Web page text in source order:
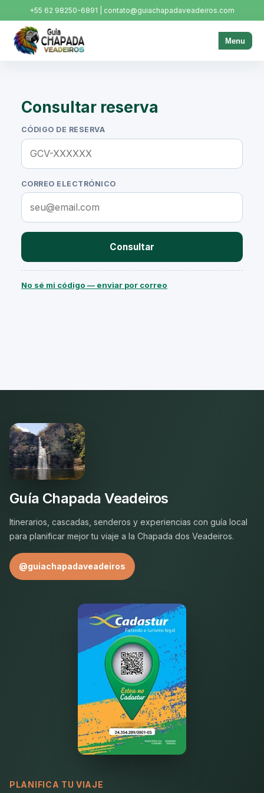
+55 62 98250-6891 | contato@guiachapadaveadeiros.com
Menu
Consultar reserva
CÓDIGO DE RESERVA
CORREO ELECTRÓNICO
Consultar
No sé mi código — enviar por correo
Guía Chapada Veadeiros
Itinerarios, cascadas, senderos y experiencias con guía local
para planificar mejor tu viaje a la Chapada dos Veadeiros.
@guiachapadaveadeiros
PLANIFICA TU VIAJE